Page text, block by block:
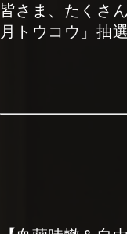
皆さま、たくさ
月トウコウ」抽